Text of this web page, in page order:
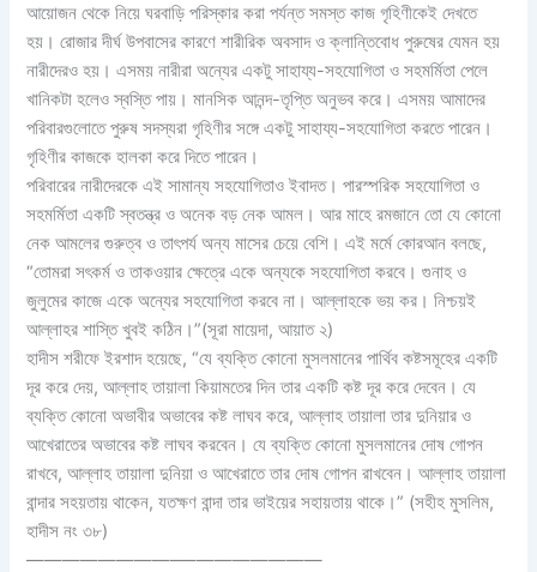
আয়োজন থেকে নিয়ে ঘরবাড়ি পরিস্কার করা পর্যন্ত সমস্ত কাজ গৃহিণীকেই দেখতে
হয়। রোজার দীর্ঘ উপবাসের কারণে শারীরিক অবসাদ ও ক্লান্তিবোধ পুরুষের যেমন হয়
নারীদেরও হয়। এসময় নারীরা অন্যের একটু সাহায্য-সহযোগিতা ও সহমর্মিতা পেলে
খানিকটা হলেও স্বস্তি পায়। মানসিক আনন্দ-তৃপ্তি অনুভব করে। এসময় আমাদের
পরিবারগুলোতে পুরুষ সদস্যরা গৃহিণীর সঙ্গে একটু সাহায্য-সহযোগিতা করতে পারেন।
গৃহিণীর কাজকে হালকা করে দিতে পারেন।
পরিবারের নারীদেরকে এই সামান্য সহযোগিতাও ইবাদত। পারস্পরিক সহযোগিতা ও
সহমর্মিতা একটি স্বতন্ত্র ও অনেক বড় নেক আমল। আর মাহে রমজানে তো যে কোনো
নেক আমলের গুরুত্ব ও তাৎপর্য অন্য মাসের চেয়ে বেশি। এই মর্মে কোরআন বলছে,
“তোমরা সৎকর্ম ও তাকওয়ার ক্ষেত্রে একে অন্যকে সহযোগিতা করবে। গুনাহ ও
জুলুমের কাজে একে অন্যের সহযোগিতা করবে না। আল্লাহকে ভয় কর। নিশ্চয়ই
আল্লাহর শাস্তি খুবই কঠিন।”(সূরা মায়েদা, আয়াত ২)
হাদীস শরীফে ইরশাদ হয়েছে, “যে ব্যক্তি কোনো মুসলমানের পার্থিব কষ্টসমূহের একটি
দূর করে দেয়, আল্লাহ তায়ালা কিয়ামতের দিন তার একটি কষ্ট দূর করে দেবেন। যে
ব্যক্তি কোনো অভাবীর অভাবের কষ্ট লাঘব করে, আল্লাহ তায়ালা তার দুনিয়ার ও
আখেরাতের অভাবের কষ্ট লাঘব করবেন। যে ব্যক্তি কোনো মুসলমানের দোষ গোপন
রাখবে, আল্লাহ তায়ালা দুনিয়া ও আখেরাতে তার দোষ গোপন রাখবেন। আল্লাহ তায়ালা
বান্দার সহয়তায় থাকেন, যতক্ষণ বান্দা তার ভাইয়ের সহায়তায় থাকে।” (সহীহ মুসলিম,
হাদীস নং ৩৮)
————————–————————